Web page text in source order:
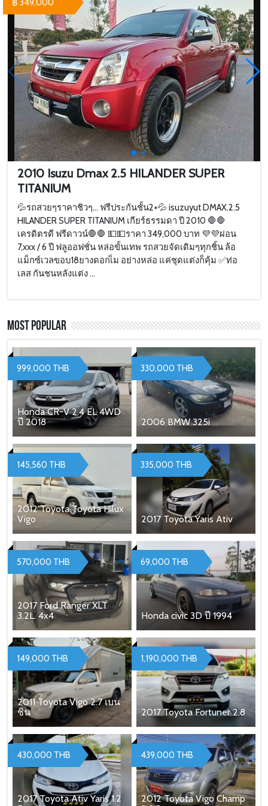
2010 Isuzu Dmax 2.5 HILANDER​ SUPER
TITANIUM
💦รถสวยๆราคาชิวๆ... ฟรีประกันชั้น2+💦 isuzuyut DMAX.2.5
HILANDER​ SUPER TITANIUM เกียร์ธรรมดา ปี 2010 🛑🛑
เครดิตรดี ฟรีดาวน์🛑🛑 💵💵ราคา ​349,000 บาท 💜💜ผ่อน
7,xxx / 6 ปี ฟลูออฟชั่น หล่อขั้นเทพ รถสวยจัดเดิมๆทุกชิ้น​ ล้อ
แม็กซ์เวลขอบ18ยางดอกเ็ม อย่างหล่อ แค่ชุดแต่งก็คุ้ม ✅ท่อ
เลส กันชนหลังแต่ง ...
฿ 349,000
Most Popular
Honda CR-V 2.4 EL 4WD
ปี 2018
999,000 THB
2006 BMW 325i
330,000 THB
2012 Toyota Toyota Hilux
Vigo
145,560 THB
2017 Toyota Yaris Ativ
335,000 THB
2017 Ford Ranger XLT
3.2L. 4x4
570,000 THB
Honda civic 3D ปี 1994
69,000 THB
2011 Toyota Vigo 2.7 เบน
ชิน
149,000 THB
2017 Toyota Fortuner 2.8
1,190,000 THB
2017 Toyota Ativ Yaris 1.2
430,000 THB
2012 Toyota Vigo Champ
439,000 THB